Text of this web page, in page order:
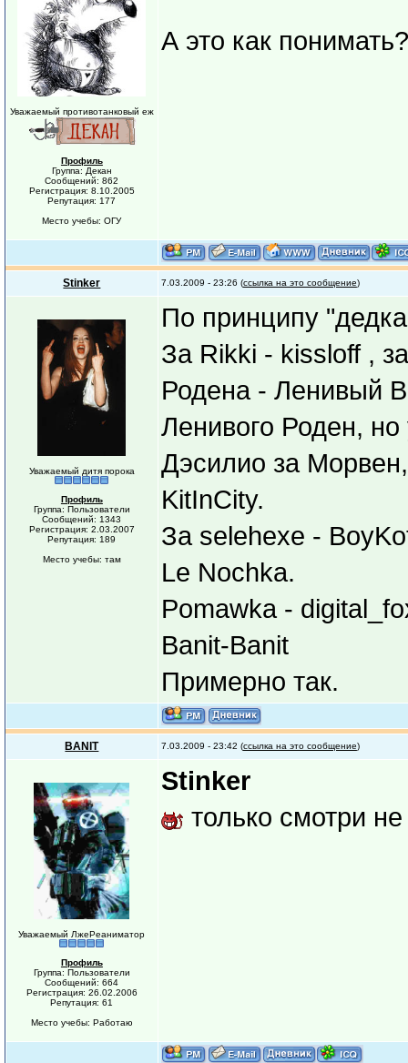
Уважаемый противотанковый еж
Профиль
Группа: Декан
Сообщений: 862
Регистрация: 8.10.2005
Репутация: 177
Место учебы: ОГУ
А это как понимать?
Stinker 7.03.2009 - 23:26 (ссылка на это сообщение)
Уважаемый дитя порока
Профиль
Группа: Пользователи
Сообщений: 1343
Регистрация: 2.03.2007
Репутация: 189
Место учебы: там
По принципу
За Rikki - kissloff ,
Родена - Ленивый
Ленивого Роден, но
Дэсилио за
KitInCity.
За selehexe -
Le Nochka.
Pomawka -
Banit-Banit
Примерно так.
BANIT 7.03.2009 - 23:42 (ссылка на это сообщение)
Уважаемый ЛжеРеаниматор
Профиль
Группа: Пользователи
Сообщений: 664
Регистрация: 26.02.2006
Репутация: 61
Место учебы: Работаю
Stinker
только смотри